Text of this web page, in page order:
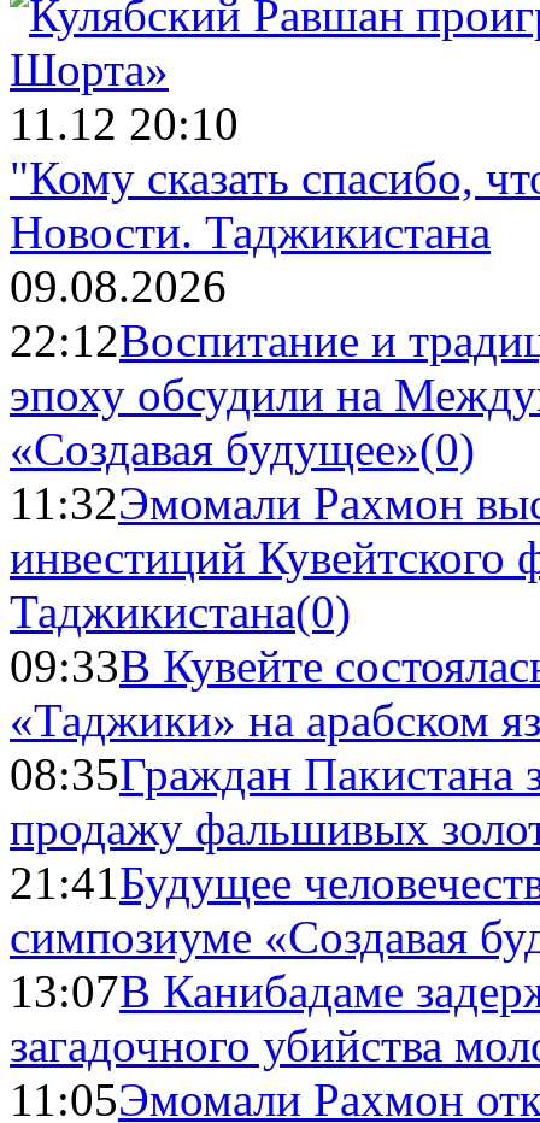
11.12 20:10
"Кому сказать спасибо,
Новости. Таджикистана
09.08.2026
22:12Воспитание и
эпоху обсудили на
«Создавая будущее»(0)
11:32Эмомали Рахмон
инвестиций Кувейтского
Таджикистана(0)
09:33В Кувейте
«Таджики» на арабском
08:35Граждан Пакистана
продажу фальшивых
21:41Будущее
симпозиуме «Создавая
13:07В Канибадаме
загадочного убийства
11:05Эмомали Рахмон